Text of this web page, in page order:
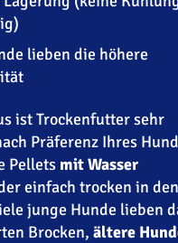
lieben die höhere
ist Trockenfutter sehr
Präferenz Ihres
Pellets mit Wasser
einfach trocken in den
junge Hunde lieben
Brocken, ältere